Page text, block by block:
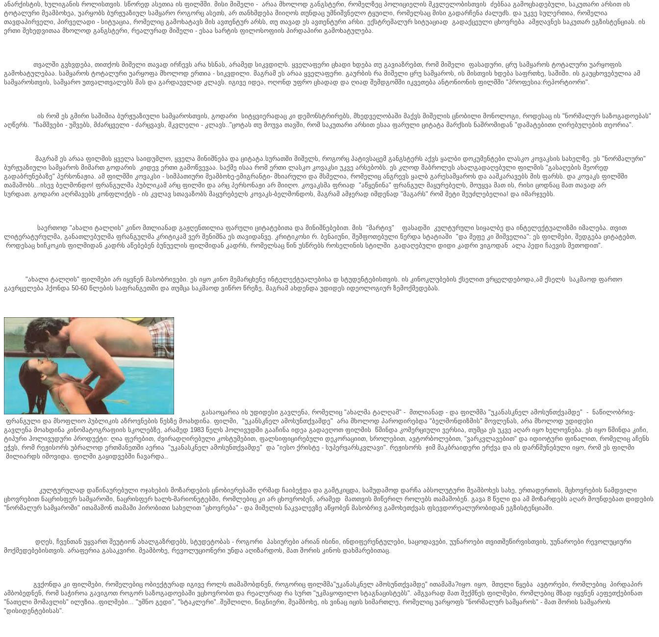
ანარქისტის, ხულიგანის როლისთვის. სწორედ ასეთია ის ფილმში. მისი მიშელი - არაა მხოლოდ განგსტერი, რომელზეც პოლიციელის მკვლელობისთვის ძებნაა გამოცხადებული, საკუთარი არსით ის
ტოტალური მეამბოხეა, უარყობს ბურჟუაზიულ სამყარო როგორც ასეთს, არ თანხმდება მიიღოს თუნდაც უმნიშვნელო ტყუილი, რომელსაც მისი გადარჩენა ძალუძს. და უკვე სულერთია, რომელია
თავდაპირველი, პირველადი - სიტუაცია, რომელიც გამოხატავს მის ავთენტურ არსს, თუ თავად ეს ავთენტური არსი. ექსტრემალურ სიტუაციად გადაქცეული ცხოვრება ამჟღავნეს საკუთარ ეგზისტენციას. ის
ერთი შეხედვითაა მხოლოდ განგსტერი, რეალურად მიშელი - ესაა სარტის ფილოსოფიის პირდაპირი გამოხატულება.
თვალში გვხვდება, თითქოს მიშელი თავად ირჩევს არა ხსნას, არამედ სიკვდილს. ყველაფერი ცხადი ხდება თუ გავიაზრებთ, რომ მიშელი ფასადური, ცრუ სამყაროს ტოტალური უარყოფის
გამოხატულებაა. სამყაროს ტოტალური უარყოფა მხოლოდ ერთია - სიკვდილი. მაგრამ ეს არაა ყველაფერი. გაურბის რა მიშელი ცრუ სამყაროს, ის მისთვის ხდება საფრთხე, საშიში. ის გაუცხოვებულია ამ
სამყაროსთვის, სამყარო უთვალთვალებს მას და გარდაუვლად კლავს. იგივე იდეა, ოღონდ უფრო ცხადად და ღიად შემდგომში იკვეთება ანტონიონის ფილმში "პროფესია:რეპორტიორი".
ის რომ ეს გმირი საშიშია ბურჟუაზიული სამყაროსთვის, გოდარი სიტყვიერადაც კი დემონსტრირებს, მხედველობაში მაქვს მიშელის ცნობილი მონოლოგი, როდესაც ის "ნორმალურ საზოგადოებას"
აღწერს. " ჩამშვები - უშვებს, მძარცველი - ძარცვავს, მკვლელი - კლავს.."ცოტას თუ მოუვა თავში, რომ საკუთარი არსით ესაა ფარული ციტატა მარქსის ნაშრომიდან "დამატებითი ღირებულების თეორია".
მაგრამ ეს არაა ფილმის ყველა საიდუმლო, ყველა მინიშნება და ციტატა.სურათში მიშელს, როგორც პატივსაცემ განგსტერს აქვს ყალბი დოკუმენტები ლასკო კოვაკსის სახელზე. ეს "ნორმალური"
ბურჟუაზიული სამყაროს მიმართ გოდარის კიდევ ერთი გამოწვევაა. საქმე ისაა რომ ერთი ლასკო კოვაკსი უკვე არსებობს. ეს კლოდ შაბროლეს ახალგადაღებული ფილმის "გასაღების მეორედ
გადაბრუნებაზე" პერსონაჟია. ამ ფილმში კოვაკსი - სიმპათიური მეამბოხე-ემიგრანტი- მხიარული და მსმელია, რომელიც ანგრევს ყალბ გარესამყაროს და ააშკარავებს მის ფარსს. და კოვაკს ფილმში
თამაშობს...ისევ ბელმონდო! ფრანგულმა პუბლიკამ არც ფილმი და არც პერსონაჟი არ მიიღო. კოვაკსმა ფრიად "აწყენინა" ფრანგულ მაყურებელს, მოუყვა მათ ის, რისი ცოდნაც მათ თავად არ
სურდათ. გოდარი აღრმავებს კონფლიქტს - ის კვლავ სთავაზობს მაყურებელს კოვაკს-ბელმონდოს, მაგრამ ამჯერად იმდენად "მაგარს" რომ მეტი შეუძლებელია! და იმარჯვებს.
საერთოდ "ახალი ტალღის" კინო მთლიანად გაჟღენთილია ფარული ციტატებითა და მინიშნებებით. მის "მარტივ" ფასადში კულტურული სიყალბე და ინტელექტუალიზმი იმალება. თვით
ლიტერატურულმა, განათლებულმა ფრანგულმა კრიტიკამ ვერ შენიშნა ეს თავიდანვე. კრიტიკოსი რ. ბენაიუნი, შეშფოთებული წერდა სტატიაში "და მეფე კი შიშველია": ეს ფილმები, შედგება ციტატებთ,
როდესაც ხიჩკოკის ფილმიდან კადრს აწებებენ ბუნუელის ფილმიდან კადრს, რომელსაც წინ უსწრებს როსელინის სტილში გადაღებული დიდი კადრი ვიგოდან ალა პედი ჩაევის მეთოდით".
"ახალი ტალღის" ფილმები არ იყვნენ მასობრივები. ეს იყო კინო მემარცხენე ინტელექტუალებისა დ სტუდენტებისთვის. ის კინოკლუბების ქსელით ვრცელდებოდა,ამ ქსელს საკმაოდ ფართო
გავრცელება ჰქონდა 50-60 წლების საფრანგეთში და თუმცა საკმაოდ ვიწრო წრეზე, მაგრამ ახდენდა უდიდეს იდეოლოგიურ ზემოქმედებას.
გასაოცარია ის უდიდესი გავლენა, რომელიც "ახალმა ტალღამ" - მთლიანად - და ფილმმა "უკანასკნელ ამოსუნთქვამდე" - ნაწილობრივ-
ფრანგული და მსოფლიო პუბლიკის აზროვნების წესზე მოახდინა. ფილმი, "უკანსკნელ ამოსუნთქვამდე" არა მხოლოდ პაროდირებდა "ბელმონდიზმის" მოვლენას, არა მხოლოდ უდიდესი
გავლენა მოახდინა კინომატოგრაფიის სკოლებზე, არამედ 1983 წელს ჰოლივუდში გააჩინა იდეა გადაეღოთ ფილმის წმინდა კომერციული ვერსია, თუმცა ეს უკვე აღარ იყო ხელოვნება. ეს იყო წმინდა კიჩი,
ტიპური ჰოლივუდური პროდუქტი: ღია ფერებით, ძვირადღირებული კოსტუმებით, ფალსიფიცირებული დეკორაციით, სროლებით, ავტორბოლებით, "ვარკვლავებით" და იდიოტური ფინალით, რომელიც აჩენს
ეჭვს, რომ რეჟისორს უბრალოდ ერთმანეთში აერია "უკანასკნელ ამოსუნთქვამდე" და "იესო ქრისტე - სუპერვარსკვლავი". რეჟისორს ჯიმ მაკბრაიდერი ერქვა და ის დარწმუნებული იყო, რომ ეს ფილმი
მილიარდს იშოვიდა. ფილმი გაყიდვებში ჩავარდა..
კულტურულად დაწინაურებული ოჯახების მოზარდების ცნობიერებაში ღრმად ჩაიბეჭდა და გამტკიცდა, სამუდამოდ დარჩა აბსოლუტური მეამბოხეს სახე, ერთადერთის, მცხოვრების ნამდვილი
ცხოვრებით ნაცრისფერ სამყაროში, ნაცრისფერ ხალხ-მარიონეტებში, რომლებიც კი არ ცხოვრობენ, არამედ მათთვის მიწერილ როლებს თამაშობენ. გავა 8 წელი და ამ მოზარდებს აღარ მოუნდებათ დიდების
"ნორმალურ სამყაროში" ითამაშონ თამაში პირობითი სახელით "ცხოვრება" - და მიშელის ნაკვალევზე აწყობენ მასობრივ გამოხეთქვას ფსევდორეალურობიდან ეგზისტენციაში.
დღეს, ჩვენთან უყვართ შეუტიონ ახალგაზრდებს, სტუდეტობას - როგორი პასიურები არიან ისინი, ინდიფერენტულები, საცოდავები, უუნაროები თვითშეწირვისთვის, უუნაროები რევოლუციური
მოქმედებებისთვის. არაფერია გასაკვირი. მეამბოხე, რევოლუციონერი უნდა აღიზარდოს, მათ შორის კინოს დახმარებითაც.
გვქონდა კი ფილმები, რომელებიც ობიექტურად იგივე როლს თამაშობდნენ, როგორიც ფილმმა"უკანასკნელ ამოსუნთქვამდე" ითამაშა?იყო. იყო, მთელი წყება ავტორები, რომლებიც პირდაპირ
ამბობედნენ, რომ საჭიროა გავიგოთ როგორ საზოგადოებაში ვცხოვრობთ და რეალურად რა სურთ "უკმაყოფილო სტაგნაცისტებს". ამგვარად მათ შექმნეს ფილმები, რომლებიც მზად იყვნენ აეფეთქებინათ
"ნათელი მომავლის" ილუზია..ფილმები... "უშნო გედი", "სტაკლერი"..შეშლილი, წიგნიერი, მეამბოხე, ის ვინაც იცის სიმართლე, რომელიც უარყოფს "ნორმალურ სამყაროს" - მათ შორის სამყაროს
"დისიდენტებისას".